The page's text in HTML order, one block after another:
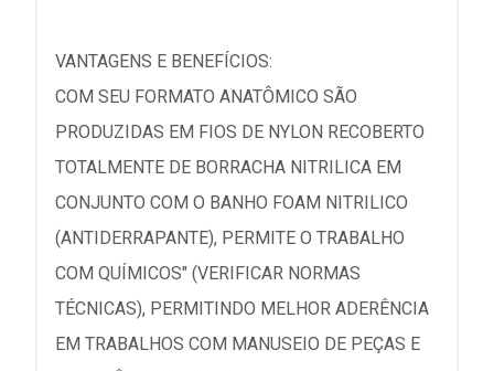
VANTAGENS E BENEFÍCIOS:
COM SEU FORMATO ANATÔMICO SÃO
PRODUZIDAS EM FIOS DE NYLON RECOBERTO
TOTALMENTE DE BORRACHA NITRILICA EM
CONJUNTO COM O BANHO FOAM NITRILICO
(ANTIDERRAPANTE), PERMITE O TRABALHO
COM QUÍMICOS" (VERIFICAR NORMAS
TÉCNICAS), PERMITINDO MELHOR ADERÊNCIA
EM TRABALHOS COM MANUSEIO DE PEÇAS E